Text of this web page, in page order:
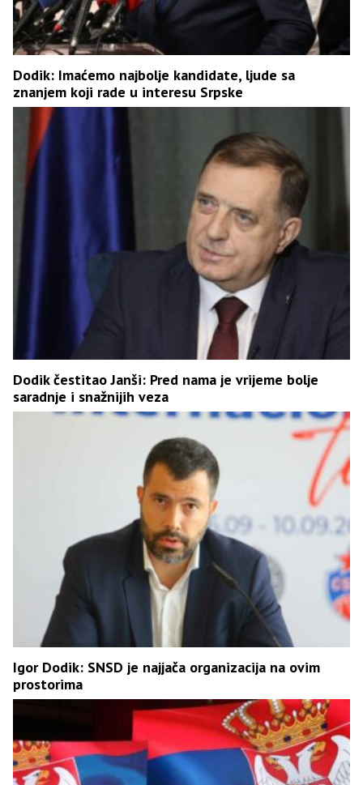
Dodik: Imaćemo najbolje kandidate, ljude sa
znanjem koji rade u interesu Srpske
Dodik čestitao Janši: Pred nama je vrijeme bolje
saradnje i snažnijih veza
Igor Dodik: SNSD je najjača organizacija na ovim
prostorima